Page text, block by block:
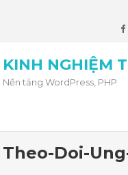
KINH NGHIỆM
Nền tảng WordPress, PHP
Theo-Doi-